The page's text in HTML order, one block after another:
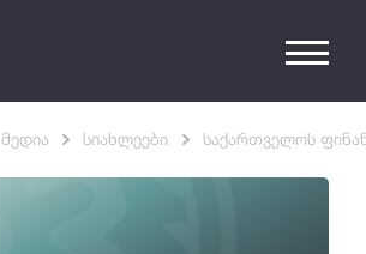
მედია სიახლეები საქართველოს